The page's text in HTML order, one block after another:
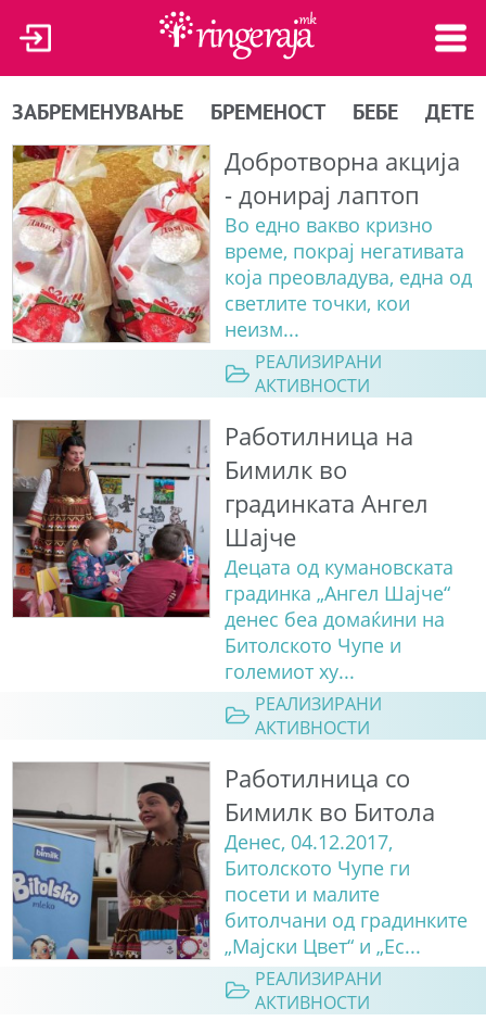
ЗАБРЕМЕНУВАЊЕ БРЕМЕНОСТ БЕБЕ ДЕТЕ
Добротворна акција
- донирај лаптоп
Во едно вакво кризно
време, покрај негативата
која преовладува, една од
светлите точки, кои
неизм...
РЕАЛИЗИРАНИ
АКТИВНОСТИ
Работилница на
Бимилк во
градинката Ангел
Шајче
Децата од кумановската
градинка „Ангел Шајче“
денес беа домаќини на
Битолското Чупе и
големиот ху...
РЕАЛИЗИРАНИ
АКТИВНОСТИ
Работилница со
Бимилк во Битола
Денес, 04.12.2017,
Битолското Чупе ги
посети и малите
битолчани од градинките
„Мајски Цвет“ и „Ес...
РЕАЛИЗИРАНИ
АКТИВНОСТИ